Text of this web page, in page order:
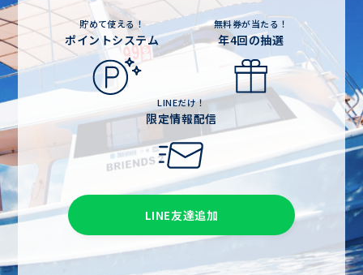
貯めて使える！
ポイントシステム
無料券が当たる！
年4回の抽選
LINEだけ！
限定情報配信
LINE友達追加